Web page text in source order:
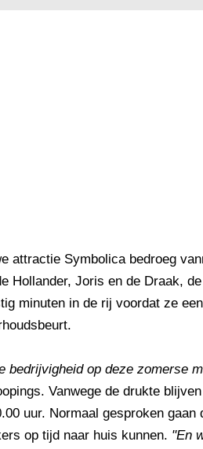
attractie Symbolica bedroeg
Hollander, Joris en de Draak,
minuten in de rij voordat ze
bedrijvigheid op deze zomerse
Vanwege de drukte
uur. Normaal gesproken
op tijd naar huis kunnen. "En